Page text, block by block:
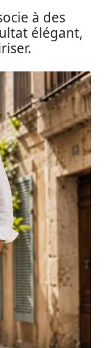
à des
élégant,